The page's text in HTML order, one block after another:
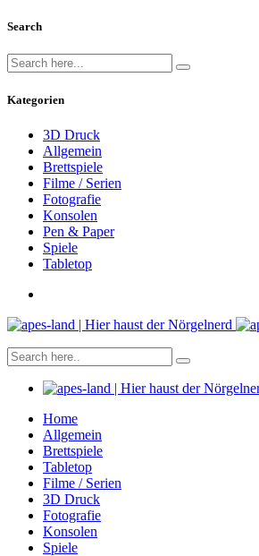
Search
Kategorien
3D Druck
Allgemein
Brettspiele
Filme / Serien
Fotografie
Konsolen
Pen & Paper
Spiele
Tabletop
Home
Allgemein
Brettspiele
Tabletop
Filme / Serien
3D Druck
Fotografie
Konsolen
Spiele